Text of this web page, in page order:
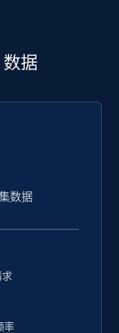
据
数据
求
率